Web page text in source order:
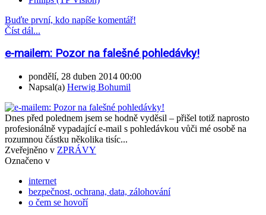
Buďte první, kdo napíše komentář!
Číst dál...
e-mailem: Pozor na falešné pohledávky!
pondělí, 28 duben 2014 00:00
Napsal(a) Herwig Bohumil
Dnes před polednem jsem se hodně vyděsil – přišel totiž naprosto
profesionálně vypadající e-mail s pohledávkou vůči mé osobě na
rozumnou částku několika tisíc...
Zveřejněno v ZPRÁVY
Označeno v
internet
bezpečnost, ochrana, data, zálohování
o čem se hovoří